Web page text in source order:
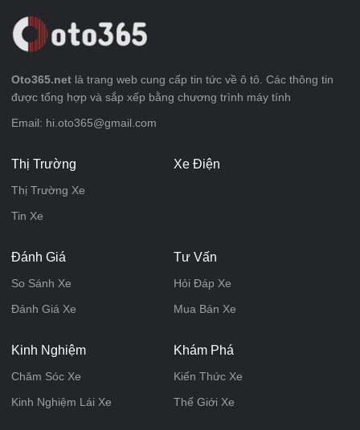
Oto365.net là trang web cung cấp tin tức về ô tô. Các thông tin
được tổng hợp và sắp xếp bằng chương trình máy tính
Email: hi.oto365@gmail.com
Thị Trường
Thị Trường Xe
Tin Xe
Xe Điện
Đánh Giá
So Sánh Xe
Đánh Giá Xe
Tư Vấn
Hỏi Đáp Xe
Mua Bán Xe
Kinh Nghiệm
Chăm Sóc Xe
Kinh Nghiệm Lái Xe
Khám Phá
Kiến Thức Xe
Thế Giới Xe